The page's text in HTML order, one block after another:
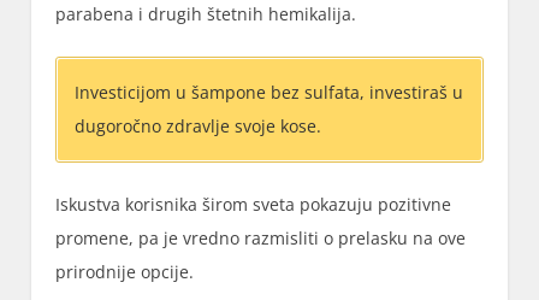
parabena i drugih štetnih hemikalija.
Investicijom u šampone bez sulfata, investiraš u
dugoročno zdravlje svoje kose.
Iskustva korisnika širom sveta pokazuju pozitivne
promene, pa je vredno razmisliti o prelasku na ove
prirodnije opcije.